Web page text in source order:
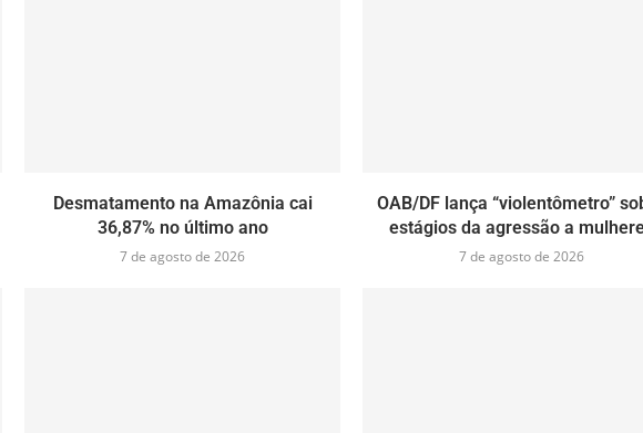
Desmatamento na Amazônia cai
36,87% no último ano
7 de agosto de 2026
OAB/DF lança “violentômetro”
estágios da agressão a
7 de agosto de 2026